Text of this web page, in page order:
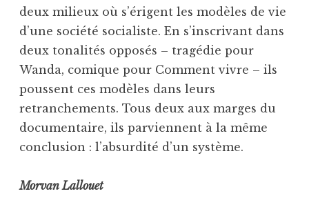
deux milieux où s’érigent les modèles de vie
d’une société socialiste. En s’inscrivant dans
deux tonalités opposés – tragédie pour
Wanda, comique pour Comment vivre – ils
poussent ces modèles dans leurs
retranchements. Tous deux aux marges du
documentaire, ils parviennent à la même
conclusion : l’absurdité d’un système.
Morvan Lallouet